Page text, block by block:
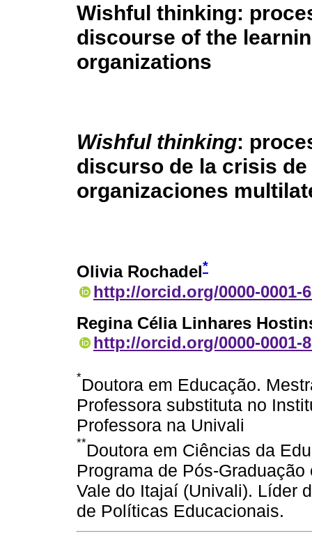
Wishful thinking:
discourse of the
organizations
Wishful thinking:
discurso de la crisis
organizaciones
Olivia Rochadel*
http://orcid.org/0000-0001-
Regina Célia Linhares
http://orcid.org/0000-0001-
*Doutora em Educação.
Professora substituta no
Professora na Univali
**Doutora em Ciências da
Programa de Pós-
Vale do Itajaí (Univali). Líder
de Políticas Educacionais.